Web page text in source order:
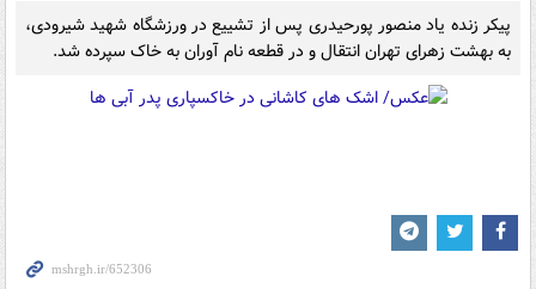
پیکر زنده یاد منصور پورحیدری پس از تشییع در ورزشگاه شهید شیرودی،
به بهشت زهرای تهران انتقال و در قطعه نام آوران به خاک سپرده شد.